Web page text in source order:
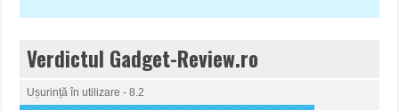
Verdictul Gadget-Review.ro
Ușurință în utilizare - 8.2